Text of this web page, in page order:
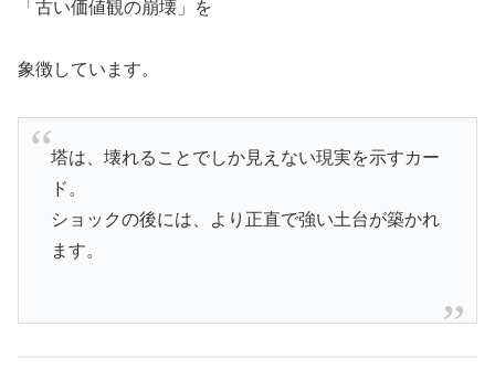
「古い価値観の崩壊」を
象徴しています。
塔は、壊れることでしか見えない現実を示すカー
ド。
ショックの後には、より正直で強い土台が築かれ
ます。